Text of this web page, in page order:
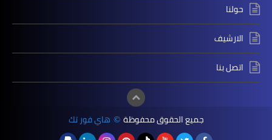
حولنا
الارشيف
اتصل بنا
جميع الحقوق محفوظة © هاي فور تك